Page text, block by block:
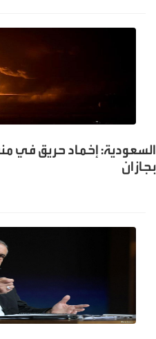
السعودية: إخماد حريق في
بجازان